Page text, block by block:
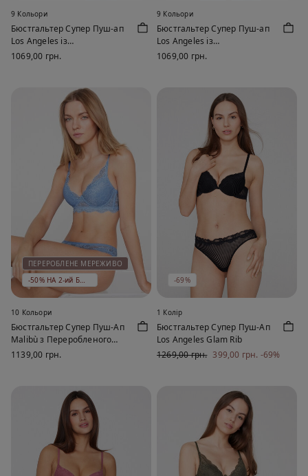
9 Кольори
Бюстгальтер Супер Пуш-ап
Los Angeles із
Переробленого Мережива
1069,00 грн.
9 Кольори
Бюстгальтер Супер Пуш-ап
Los Angeles із
Переробленого Мережива
1069,00 грн.
ПЕРЕРОБЛЕНЕ МЕРЕЖИВО
-50% НА 2-ий БЮСТГАЛЬТЕР
10 Кольори
Бюстгальтер Супер Пуш-Ап
Malibù з Переробленого
Мережива
1139,00 грн.
-69%
1 Колір
Бюстгальтер Супер Пуш-Ап
Los Angeles Glam Rib
1269,00 грн. 399,00 грн. -69%